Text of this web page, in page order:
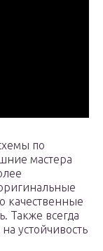
по
мастера
качественные
Также всегда
устойчивость